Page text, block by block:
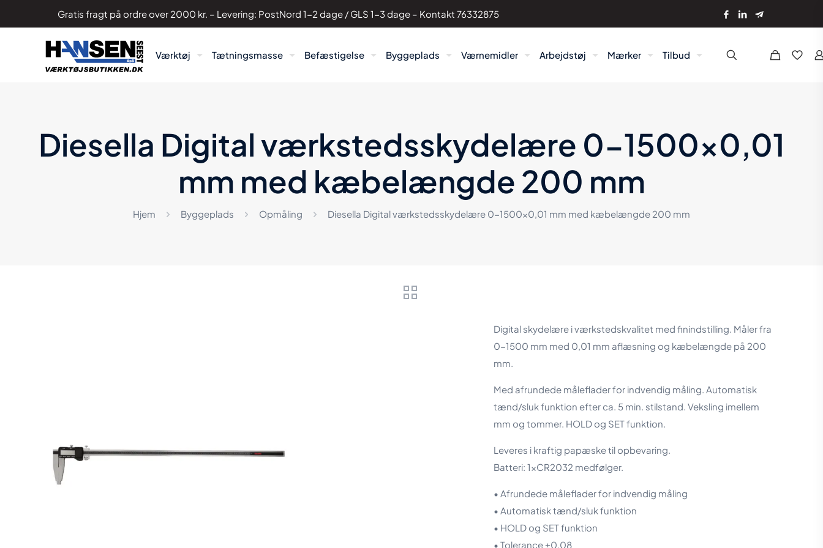
Gratis fragt på ordre over 2000 kr. – Levering: PostNord 1-2 dage / GLS 1-3 dage – Kontakt 76332875
Værktøj Tætningsmasse Befæstigelse Byggeplads Værnemidler Arbejdstøj Mærker Tilbud
Diesella Digital værkstedsskydelære 0-1500×0,01
mm med kæbelængde 200 mm
Hjem Byggeplads Opmåling Diesella Digital værkstedsskydelære 0-1500×0,01 mm med kæbelængde 200 mm
Digital skydelære i værkstedskvalitet med finindstilling. Måler fra
0-1500 mm med 0,01 mm aflæsning og kæbelængde på 200
mm.
Med afrundede måleflader for indvendig måling. Automatisk
tænd/sluk funktion efter ca. 5 min. stilstand. Veksling imellem
mm og tommer. HOLD og SET funktion.
Leveres i kraftig papæske til opbevaring.
Batteri: 1xCR2032 medfølger.
• Afrundede måleflader for indvendig måling
• Automatisk tænd/sluk funktion
• HOLD og SET funktion
• Tolerance ±0,08